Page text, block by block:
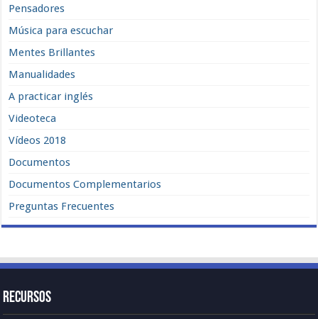
Pensadores
Música para escuchar
Mentes Brillantes
Manualidades
A practicar inglés
Videoteca
Vídeos 2018
Documentos
Documentos Complementarios
Preguntas Frecuentes
Recursos